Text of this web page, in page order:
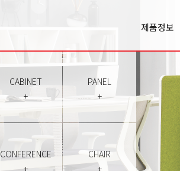
제품정보
Office
Panel
Chair
Sofa
Etc
CABINET
+
PANEL
+
CONFERENCE
+
CHAIR
+